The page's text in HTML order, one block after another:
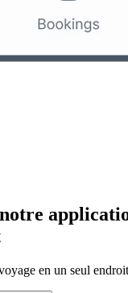
en un seul endroit